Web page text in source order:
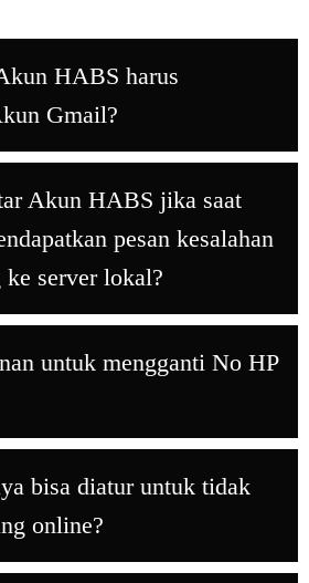
HABS harus
Gmail?
Akun HABS jika saat
pesan kesalahan
ke server lokal?
untuk mengganti No HP
bisa diatur untuk tidak
online?